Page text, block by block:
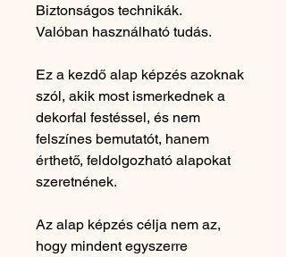
Biztonságos technikák.
Valóban használható tudás.
Ez a kezdő alap képzés azoknak
szól, akik most ismerkednek a
dekorfal festéssel, és nem
felszínes bemutatót, hanem
érthető, feldolgozható alapokat
szeretnének.
Az alap képzés célja nem az,
hogy mindent egyszerre